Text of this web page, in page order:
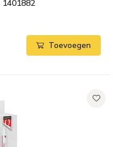
1401882
Toevoegen